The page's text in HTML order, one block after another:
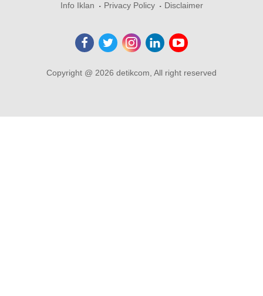
Info Iklan
Privacy Policy Disclaimer
Copyright @ 2026 detikcom, All right reserved